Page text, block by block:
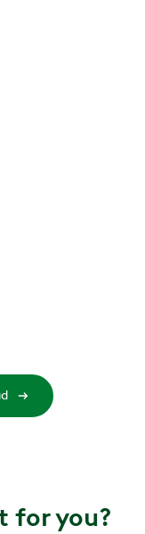
for you?